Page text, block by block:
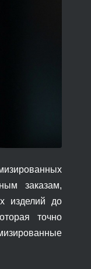
заказам,
изделий до
точно